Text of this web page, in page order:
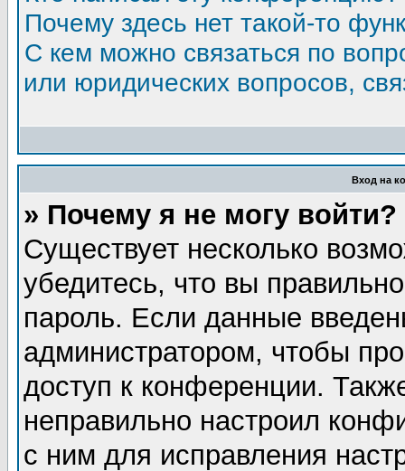
Почему здесь нет такой-то
С кем можно связаться по
или юридических вопросов,
Вход на
» Почему я не могу войти?
Существует несколько
убедитесь, что вы
пароль. Если данные
администратором, чтобы
доступ к конференции.
неправильно настроил
с ним для исправления